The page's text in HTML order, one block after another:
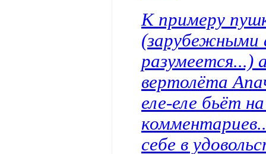
К примеру
(зарубежными
разумеется...)
вертолёта
еле-еле бьёт
себе в